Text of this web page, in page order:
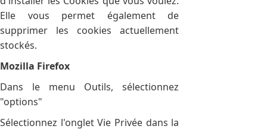
Elle vous permet également de
supprimer les cookies actuellement
stockés.
Mozilla Firefox
Dans le menu Outils, sélectionnez
"options"
Sélectionnez l'onglet Vie Privée dans la